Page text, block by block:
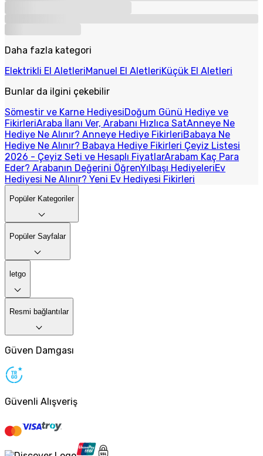
Daha fazla kategori
Elektrikli El AletleriManuel El AletleriKüçük El Aletleri
Bunlar da ilgini çekebilir
Sömestir ve Karne HediyesiDoğum Günü Hediye ve
FikirleriAraba İlanı Ver, Arabanı Hızlıca SatAnneye Ne
Hediye Ne Alınır? Anneye Hediye FikirleriBabaya Ne
Hediye Ne Alınır? Babaya Hediye Fikirleri Çeyiz Listesi
2026 - Çeyiz Seti ve Hesaplı FiyatlarArabam Kaç Para
Eder? Arabanın Değerini ÖğrenYılbaşı HediyeleriEv
Hediyesi Ne Alınır? Yeni Ev Hediyesi Fikirleri
Popüler Kategoriler
Popüler Sayfalar
letgo
Resmi bağlantılar
Güven Damgası
Güvenli Alışveriş